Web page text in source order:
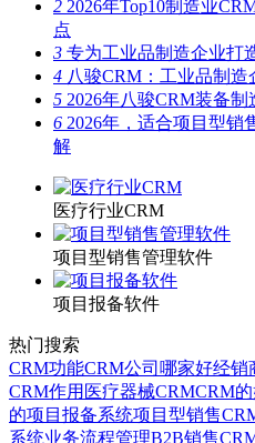
2 2026年Top10制造业
点
3 专为工业品制造企业打
4 八骏CRM：工业品制
5 2026年八骏CRM装备
6 2026年，适合项目型销
解
医疗行业CRM
项目型销售管理软件
项目报备软件
热门搜索
CRM功能CRM公司哪家好经销
CRM作用 医疗器械CRMCRM
的项目报备系统项目型销售
系统业务流程管理B2B销售